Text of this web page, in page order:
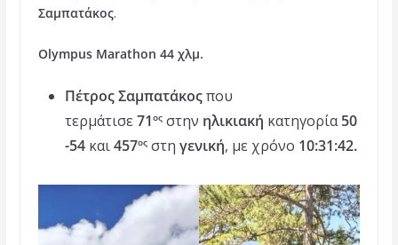
Σαμπατάκος.
Olympus Marathon 44 χλμ.
Πέτρος Σαμπατάκοςπου
τερμάτισε71ος στην ηλικιακή κατηγορία50
-54και457οςστη γενική, με χρόνο 10:31:42.